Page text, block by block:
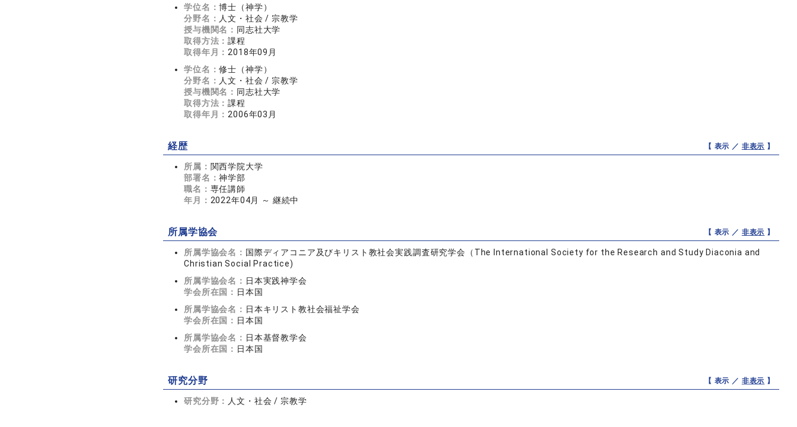
学位名：博士（神学）
分野名： 人文・社会 / 宗教学
授与機関名： 同志社大学
取得方法：課程
取得年月： 2018年09月
学位名：修士（神学）
分野名： 人文・社会 / 宗教学
授与機関名： 同志社大学
取得方法：課程
取得年月： 2006年03月
経歴 【 表示 ／ 非表示 】
所属： 関西学院大学
部署名：神学部
職名： 専任講師
年月： 2022年04月 ～ 継続中
所属学協会 【 表示 ／ 非表示 】
所属学協会名： 国際ディアコニア及びキリスト教社会実践調査研究学会（The International Society for the Research and Study Diaconia and
Christian Social Practice)
所属学協会名： 日本実践神学会
学会所在国： 日本国
所属学協会名： 日本キリスト教社会福祉学会
学会所在国： 日本国
所属学協会名： 日本基督教学会
学会所在国： 日本国
研究分野 【 表示 ／ 非表示 】
研究分野： 人文・社会 / 宗教学